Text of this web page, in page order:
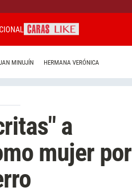
MINUJÍN HERMANA VERÓNICA
a
mujer por